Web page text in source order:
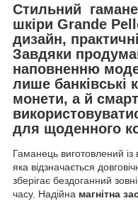
Стильний
шкіри Grande
дизайн,
Завдяки
наповненню
лише банківські
монети, а й
для щоденного
Гаманець виготовлений із
яка відзначається
зберігає бездоганний
часу. Надійна магнітна